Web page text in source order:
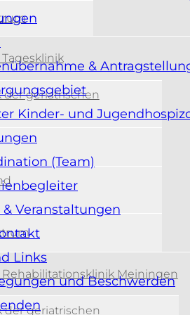
der geriatrischen
Rehabilitationsklinik Meiningen
der geriatrischen
&
Kinder- und
(Team)
Veranstaltungen
Links
und Beschwerden